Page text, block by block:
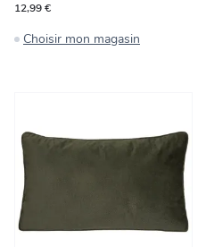
12,99 €
Choisir mon magasin